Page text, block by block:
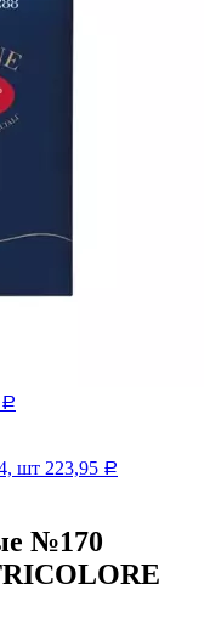
Р
шт 223,95 Р
№170